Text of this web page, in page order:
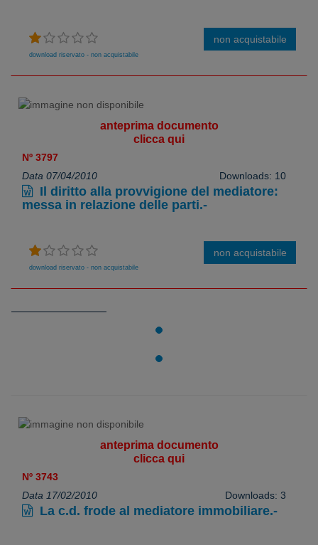
download riservato - non acquistabile
non acquistabile
anteprima documento
clicca qui
Nº 3797
Data 07/04/2010
Downloads: 10
Il diritto alla provvigione del mediatore:
messa in relazione delle parti.-
download riservato - non acquistabile
non acquistabile
anteprima documento
clicca qui
Nº 3743
Data 17/02/2010
Downloads: 3
La c.d. frode al mediatore immobiliare.-